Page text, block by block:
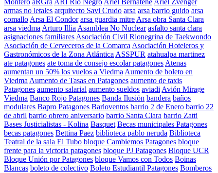
Montero aRGra ARI Río Negro Ariel Bernatene Ariel Zvenger
armas no letales arquitecto Savi Crudo arsa arsa barrio guido arsa
comallo Arsa El Condor arsa guardia mitre Arsa obra Santa Clara
arsa viedma Arturo Illia Asamblea No Nuclear asfalto santa clara
asignaciones familiares Asociación Civil Rionegrina de Taekwondo
Asociación de Cerveceros de la Comarca Asociación Hoteleros y
Gastronómicos de la Zona Atlántica ASSPUR atahualpa martinez
ate patagones ate toma de consejo escolar patagones Atenas
aumentan un 50% los vuelos a Viedma Aumento de boleto en
Viedma Aumento de Tasas en Patagones aumento de taxis
Patagones aumento salarial aumento sueldos aviadi Avión Mirage
Viedma Banco Rojo Patagones Banda Ilusión bandera baños
modulares Bapro Patagones Barloventos barrio 2 de Enero barrio 22
de abril barrio obrero aniversario barrio Santa Clara barrio Zatti
Bases Justicialistas - Kolina Basquet Becas municipales Patagones
becas patagones Bettina Paez biblioteca pablo neruda Biblioteca
Teatral de la sala El Tubo bloque Cambiemos Patagones bloque
frente para la victoria patagones bloque PJ Patagones Bloque UCR
Bloque Unión por Patagones bloque Vamos con Todos Boinas
Blancas boleto de colectivo Boleto Estudiantil Patagones Bomberos